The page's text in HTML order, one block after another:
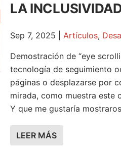
LA
Sep 7, 2025 Artículos,
Demostración de “eye
tecnología de seguimiento
páginas o desplazarse por
mirada, como muestra este
Y que me gustaría
LEER MÁS